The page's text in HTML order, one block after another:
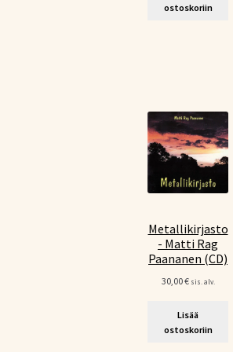
ostoskoriin
Metallikirjasto
- Matti Rag
Paananen (CD)
30,00€ sis. alv.
Lisää
ostoskoriin